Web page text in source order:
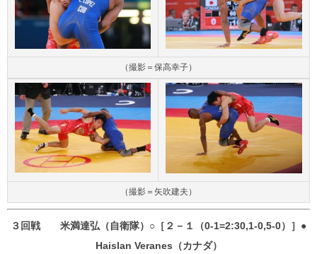
（撮影＝保高幸子）
（撮影＝矢吹建夫）
３回戦 米満達弘（自衛隊）○［２－１（0-1=2:30,1-0,5-0）］●
Haislan Veranes（カナダ）